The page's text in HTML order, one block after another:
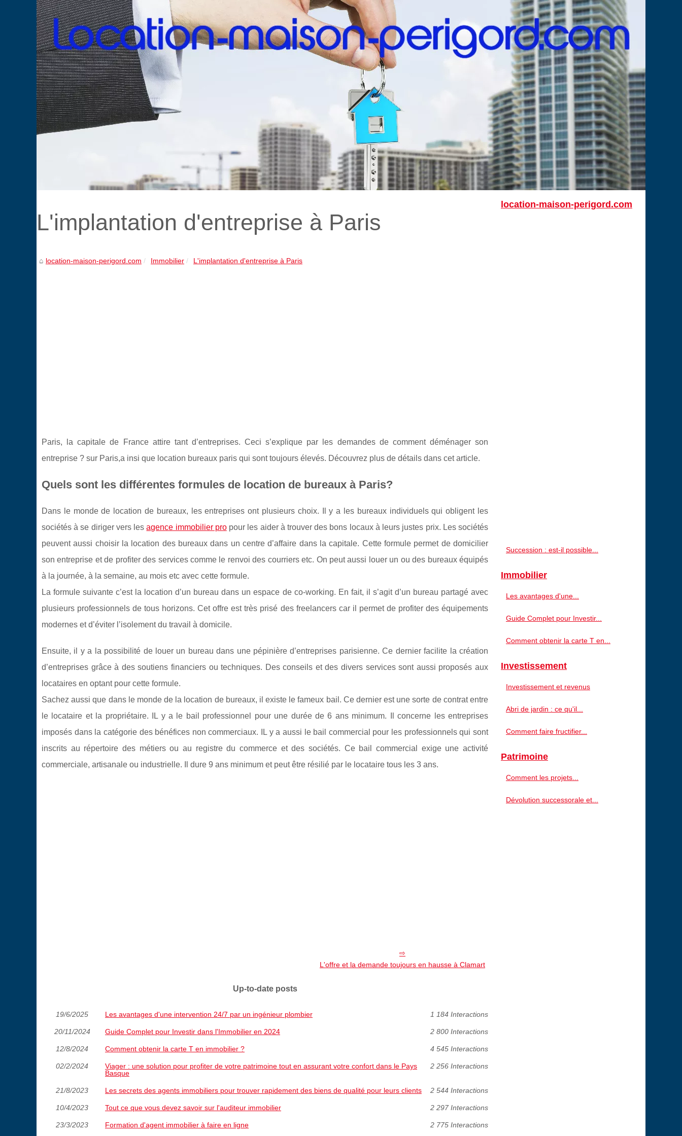
L'implantation d'entreprise à Paris
location-maison-perigord.com Immobilier L'implantation d'entreprise à Paris
Paris, la capitale de France attire tant d’entreprises. Ceci s’explique par les demandes de comment déménager son
entreprise ? sur Paris,a insi que location bureaux paris qui sont toujours élevés. Découvrez plus de détails dans cet article.
Quels sont les différentes formules de location de bureaux à Paris?
Dans le monde de location de bureaux, les entreprises ont plusieurs choix. Il y a les bureaux individuels qui obligent les
sociétés à se diriger vers lesagence immobilier propour les aider à trouver des bons locaux à leurs justes prix. Les sociétés
peuvent aussi choisir la location des bureaux dans un centre d’affaire dans la capitale. Cette formule permet de domicilier
son entreprise et de profiter des services comme le renvoi des courriers etc. On peut aussi louer un ou des bureaux équipés
à la journée, à la semaine, au mois etc avec cette formule.
La formule suivante c’est la location d’un bureau dans un espace de co-working. En fait, il s’agit d’un bureau partagé avec
plusieurs professionnels de tous horizons. Cet offre est très prisé des freelancers car il permet de profiter des équipements
modernes et d’éviter l’isolement du travail à domicile.
Ensuite, il y a la possibilité de louer un bureau dans une pépinière d’entreprises parisienne. Ce dernier facilite la création
d’entreprises grâce à des soutiens financiers ou techniques. Des conseils et des divers services sont aussi proposés aux
locataires en optant pour cette formule.
Sachez aussi que dans le monde de la location de bureaux, il existe le fameux bail. Ce dernier est une sorte de contrat entre
le locataire et la propriétaire. IL y a le bail professionnel pour une durée de 6 ans minimum. Il concerne les entreprises
imposés dans la catégorie des bénéfices non commerciaux. IL y a aussi le bail commercial pour les professionnels qui sont
inscrits au répertoire des métiers ou au registre du commerce et des sociétés. Ce bail commercial exige une activité
commerciale, artisanale ou industrielle. Il dure 9 ans minimum et peut être résilié par le locataire tous les 3 ans.
L'offre et la demande toujours en hausse à Clamart
Up-to-date posts
19/6/2025 Les avantages d'une intervention 24/7 par un ingénieur plombier 1 184 Interactions
20/11/2024 Guide Complet pour Investir dans l'Immobilier en 2024 2 800 Interactions
12/8/2024 Comment obtenir la carte T en immobilier ? 4 545 Interactions
02/2/2024
Viager : une solution pour profiter de votre patrimoine tout en assurant votre confort dans le Pays
Basque
2 256 Interactions
21/8/2023 Les secrets des agents immobiliers pour trouver rapidement des biens de qualité pour leurs clients 2 544 Interactions
10/4/2023 Tout ce que vous devez savoir sur l'auditeur immobilier 2 297 Interactions
23/3/2023 Formation d'agent immobilier à faire en ligne 2 775 Interactions
location-maison-perigord.com
Succession : est-il possible...
Immobilier
Les avantages d'une...
Guide Complet pour Investir...
Comment obtenir la carte T en...
Investissement
Investissement et revenus
Abri de jardin : ce qu'il...
Comment faire fructifier...
Patrimoine
Comment les projets...
Dévolution successorale et...